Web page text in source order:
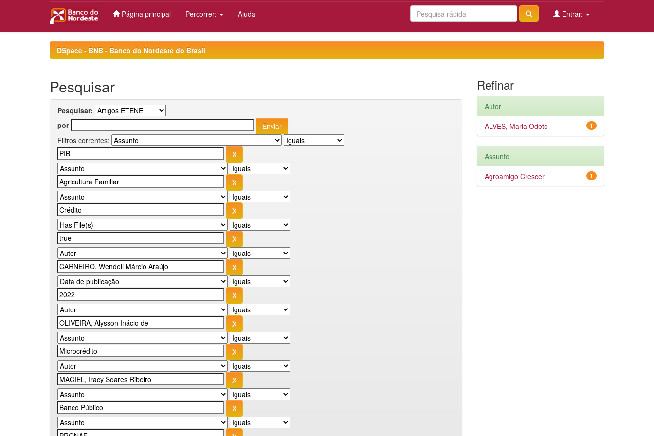
Página principal Percorrer: Ajuda Entrar:
DSpace - BNB - Banco do Nordeste do Brasil
Pesquisar
Pesquisar:
por
Filtros correntes:
Refinar
Autor
1
ALVES, Maria Odete
Assunto
1
Agroamigo Crescer